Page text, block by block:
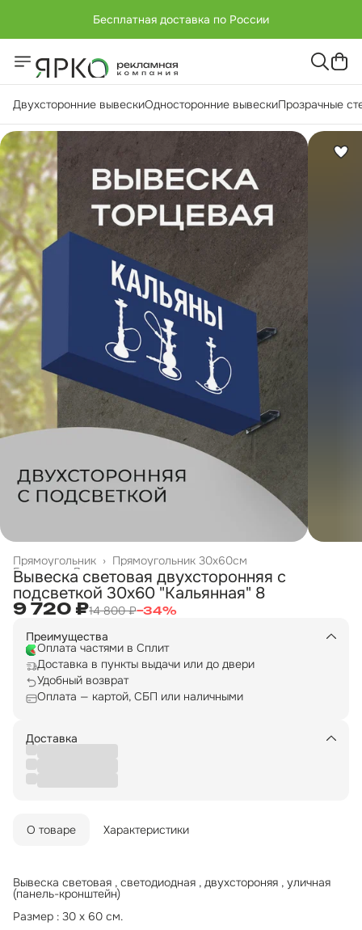
Бесплатная доставка по России
Бесплатная доставка по России
Двухсторонние вывескиОдносторонние вывескиПрозрачные
Прямоугольник 30х60см
Прямоугольник ›
Двухсторонние вывески ›
Главная ›
Вывеска световая двухсторонняя с
подсветкой 30х60 "Кальянная" 8
9 720 ₽14 800 ₽−34%
Преимущества
Оплата частями в Сплит
Доставка в пункты выдачи или до двери
Удобный возврат
Оплата — картой, СБП или наличными
Доставка
О товаре Характеристики
Вывеска световая , светодиодная , двухстороняя , уличная
(панель-кронштейн)
Размер : 30 х 60 см.